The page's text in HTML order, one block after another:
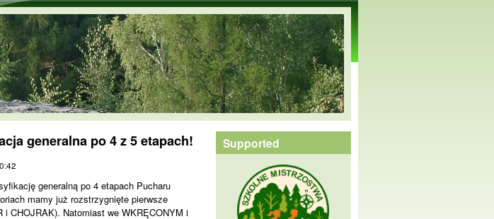
content
generalna po 4 z 5 etapach!
generalną po 4 etapach Pucharu
mamy już rozstrzygnięte pierwsze
i CHOJRAK). Natomiast we WKRĘCONYM i
Supported